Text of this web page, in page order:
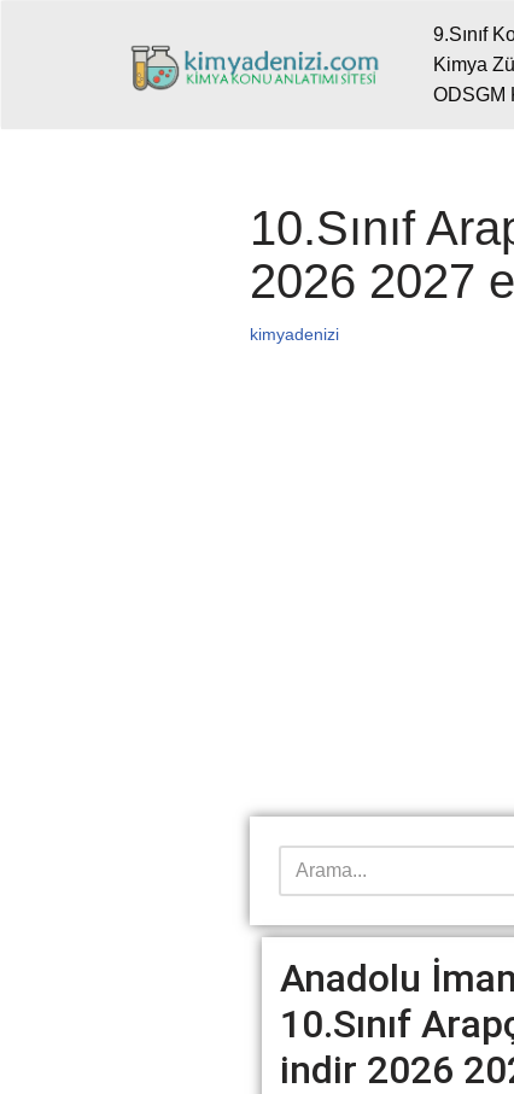
9.Sınıf
Kimya
ODSGM
10.Sınıf
2026 2027
kimyadenizi
Anadolu
10.Sınıf
indir 2026